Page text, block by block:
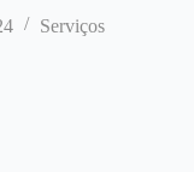
Serviços